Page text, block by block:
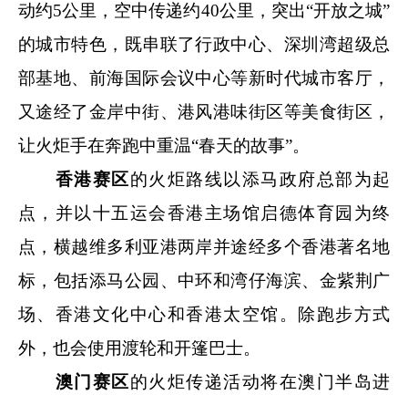
动约5公里，空中传递约40公里，突出“开放之城”
的城市特色，既串联了行政中心、深圳湾超级总
部基地、前海国际会议中心等新时代城市客厅，
又途经了金岸中街、港风港味街区等美食街区，
让火炬手在奔跑中重温“春天的故事”。
香港赛区的火炬路线以添马政府总部为起
点，并以十五运会香港主场馆启德体育园为终
点，横越维多利亚港两岸并途经多个香港著名地
标，包括添马公园、中环和湾仔海滨、金紫荆广
场、香港文化中心和香港太空馆。除跑步方式
外，也会使用渡轮和开篷巴士。
澳门赛区的火炬传递活动将在澳门半岛进